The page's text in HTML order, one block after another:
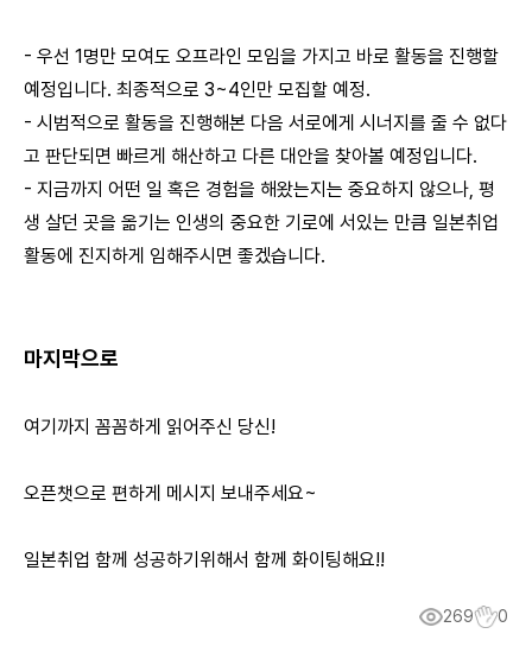
- 우선 1명만 모여도 오프라인 모임을 가지고 바로 활동을 진행할
예정입니다. 최종적으로 3~4인만 모집할 예정.
- 시범적으로 활동을 진행해본 다음 서로에게 시너지를 줄 수 없다
고 판단되면 빠르게 해산하고 다른 대안을 찾아볼 예정입니다.
- 지금까지 어떤 일 혹은 경험을 해왔는지는 중요하지 않으나, 평
생 살던 곳을 옮기는 인생의 중요한 기로에 서있는 만큼 일본취업
활동에 진지하게 임해주시면 좋겠습니다.
마지막으로
여기까지 꼼꼼하게 읽어주신 당신!
오픈챗으로 편하게 메시지 보내주세요~
일본취업 함께 성공하기위해서 함께 화이팅해요!!
269 0